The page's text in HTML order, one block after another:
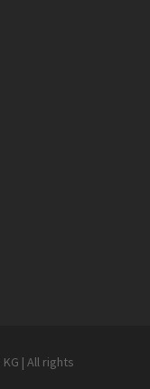
| All rights